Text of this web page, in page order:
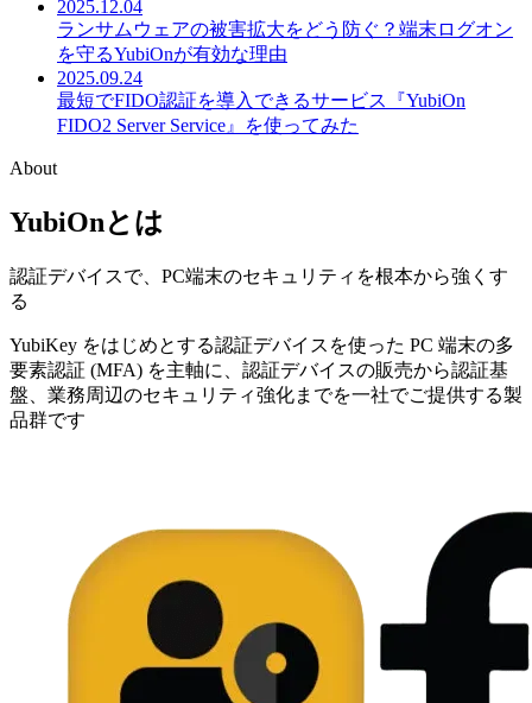
2025.12.04
ランサムウェアの被害拡大をどう防ぐ？端末ログオン
を守るYubiOnが有効な理由
2025.09.24
最短でFIDO認証を導入できるサービス『YubiOn
FIDO2 Server Service』を使ってみた
About
YubiOnとは
認証デバイスで、PC端末のセキュリティを根本から強くす
る
YubiKey をはじめとする認証デバイスを使った PC 端末の多
要素認証 (MFA) を主軸に、認証デバイスの販売から認証基
盤、業務周辺のセキュリティ強化までを一社でご提供する製
品群です